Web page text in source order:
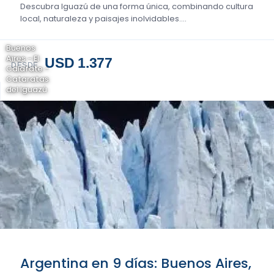
Descubra Iguazú de una forma única, combinando cultura
local, naturaleza y paisajes inolvidables....
DESDE USD 1.377
Buenos
Aires - El
Calafate -
Cataratas
del Iguazú
Argentina en 9 días: Buenos Aires,